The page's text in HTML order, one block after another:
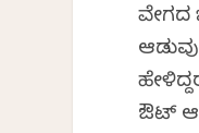
ವೇಗದ
ಔಟ್